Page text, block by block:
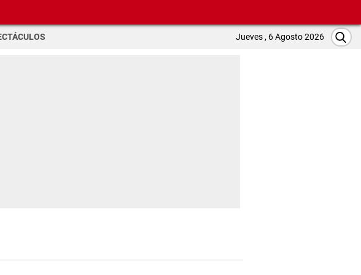
Jueves , 6 Agosto 2026